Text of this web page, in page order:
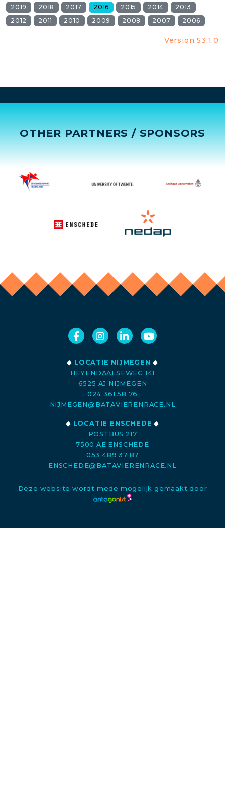
2019
2018 2017 2016 2015 2014
2013
2012
2011 2010 2009 2008 2007 2006
Version 53.1.0
OTHER PARTNERS / SPONSORS
◆ LOCATIE NIJMEGEN ◆
HEYENDAALSEWEG 141
6525 AJ NIJMEGEN
024 361 58 76
NIJMEGEN@BATAVIERENRACE.NL
◆ LOCATIE ENSCHEDE ◆
POSTBUS 217
7500 AE ENSCHEDE
053 489 37 87
ENSCHEDE@BATAVIERENRACE.NL
Deze website wordt mede mogelijk gemaakt door